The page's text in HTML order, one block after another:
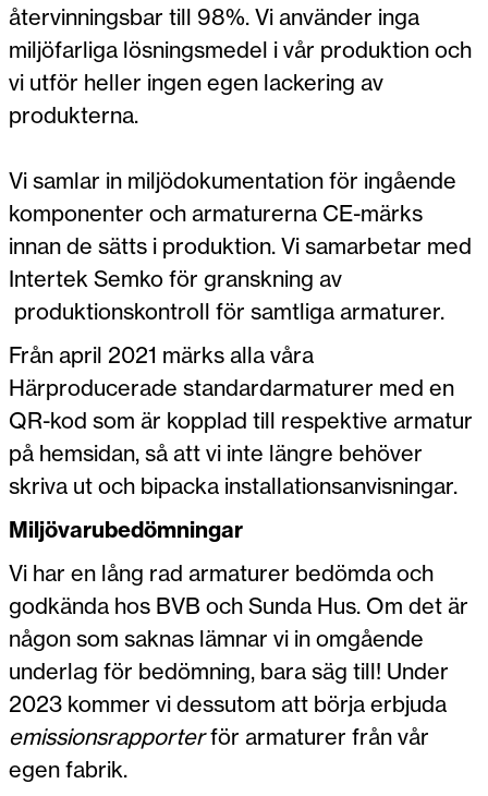
återvinningsbar till 98%. Vi använder inga
miljöfarliga lösningsmedel i vår produktion och
vi utför heller ingen egen lackering av
produkterna.
Vi samlar in miljödokumentation för ingående
komponenter och armaturerna CE-märks
innan de sätts i produktion. Vi samarbetar med
Intertek Semko för granskning av
produktionskontroll för samtliga armaturer.
Från april 2021 märks alla våra
Härproducerade standardarmaturer med en
QR-kod som är kopplad till respektive armatur
på hemsidan, så att vi inte längre behöver
skriva ut och bipacka installationsanvisningar.
Miljövarubedömningar
Vi har en lång rad armaturer bedömda och
godkända hos BVB och Sunda Hus. Om det är
någon som saknas lämnar vi in omgående
underlag för bedömning, bara säg till! Under
2023 kommer vi dessutom att börja erbjuda
emissionsrapporterför armaturer från vår
egen fabrik.